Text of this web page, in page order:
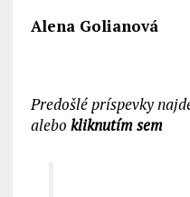
Alena Golianová
Predošlé príspevky
alebo kliknutím sem